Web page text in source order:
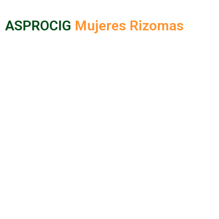
ASPROCIG Mujeres Rizomas